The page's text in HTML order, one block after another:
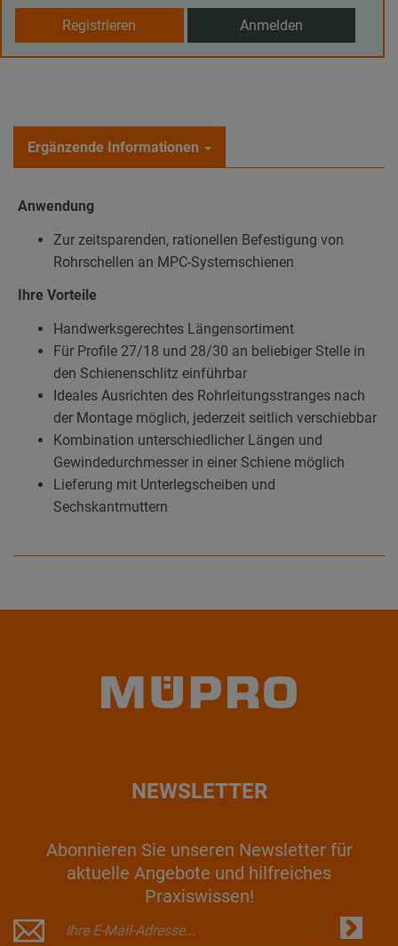
Registrieren Anmelden
Ergänzende Informationen
Anwendung
Zur zeitsparenden, rationellen Befestigung von
Rohrschellen an MPC-Systemschienen
Ihre Vorteile
Handwerksgerechtes Längensortiment
Für Profile 27/18 und 28/30 an beliebiger Stelle in
den Schienenschlitz einführbar
Ideales Ausrichten des Rohrleitungsstranges nach
der Montage möglich, jederzeit seitlich verschiebbar
Kombination unterschiedlicher Längen und
Gewindedurchmesser in einer Schiene möglich
Lieferung mit Unterlegscheiben und
Sechskantmuttern
NEWSLETTER
Abonnieren Sie unseren Newsletter für
aktuelle Angebote und hilfreiches
Praxiswissen!